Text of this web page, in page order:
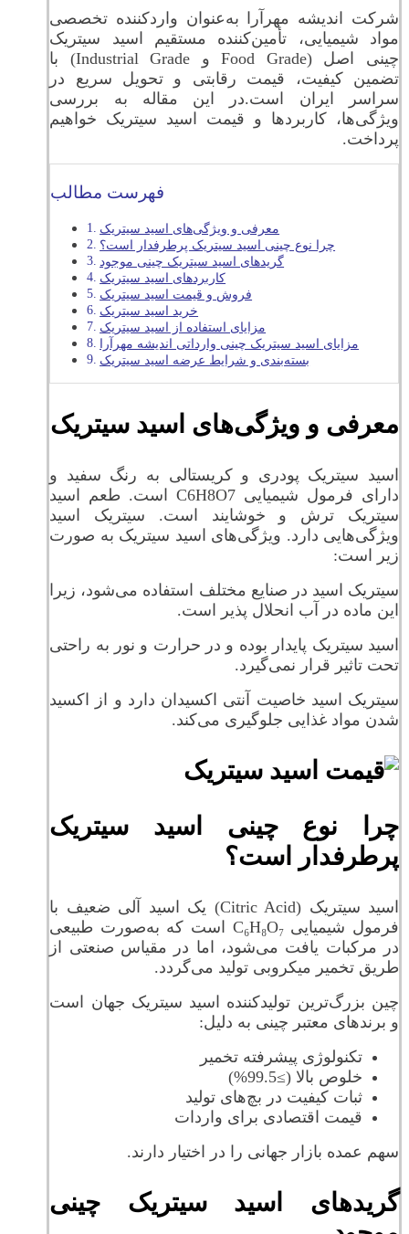
شرکت اندیشه مهرآرا به‌عنوان واردکننده تخصصی
مواد شیمیایی، تأمین‌کننده مستقیم اسید سیتریک
چینی اصل (Food Grade و Industrial Grade) با
تضمین کیفیت، قیمت رقابتی و تحویل سریع در
سراسر ایران است.در این مقاله به بررسی
ویژگی‌ها، کاربردها و قیمت اسید سیتریک خواهیم
پرداخت.
فهرست مطالب
معرفی و ویژگی‌های اسید سیتریک
چرا نوع چینی اسید سیتریک پرطرفدار است؟
گریدهای اسید سیتریک چینی موجود
کاربردهای اسید سیتریک
فروش و قیمت اسید سیتریک
خرید اسید سیتریک
مزایای استفاده از اسید سیتریک
مزایای اسید سیتریک چینی وارداتی اندیشه مهرآرا
بسته‌بندی و شرایط عرضه اسید سیتریک
معرفی و ویژگی‌های اسید سیتریک
اسید سیتریک پودری و کریستالی به رنگ سفید و
دارای فرمول شیمیایی C6H8O7 است. طعم اسید
سیتریک ترش و خوشایند است. سیتریک اسید
ویژگی‌هایی دارد. ویژگی‌های اسید سیتریک به صورت
زیر است:
سیتریک اسید در صنایع مختلف استفاده می‌شود، زیرا
این ماده در آب انحلال پذیر است.
اسید سیتریک پایدار بوده و در حرارت و نور به راحتی
تحت تاثیر قرار نمی‌گیرد.
سیتریک اسید خاصیت آنتی اکسیدان دارد و از اکسید
شدن مواد غذایی جلوگیری می‌کند.
چرا نوع چینی اسید سیتریک
پرطرفدار است؟
اسید سیتریک (Citric Acid) یک اسید آلی ضعیف با
فرمول شیمیایی C₆H₈O₇ است که به‌صورت طبیعی
در مرکبات یافت می‌شود، اما در مقیاس صنعتی از
طریق تخمیر میکروبی تولید می‌گردد.
چین بزرگ‌ترین تولیدکننده اسید سیتریک جهان است
و برندهای معتبر چینی به دلیل:
تکنولوژی پیشرفته تخمیر
خلوص بالا (≥99.5%)
ثبات کیفیت در بچ‌های تولید
قیمت اقتصادی برای واردات
سهم عمده بازار جهانی را در اختیار دارند.
گریدهای اسید سیتریک چینی